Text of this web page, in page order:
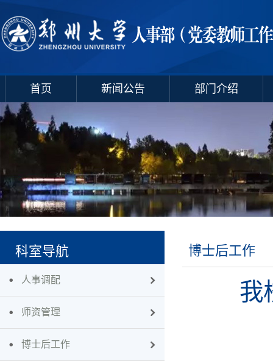
首页 新闻公告 部门介绍
科室导航
人事调配
师资管理
博士后工作
博士后工作
我